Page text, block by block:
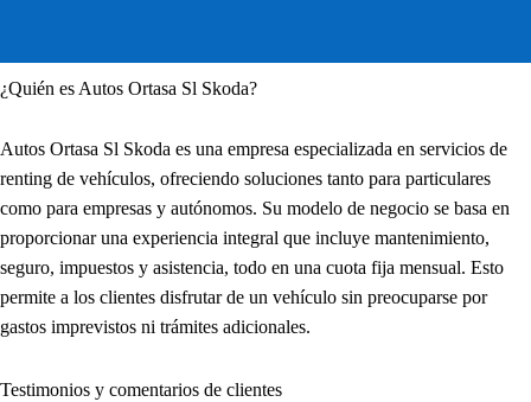
¿Quién es Autos Ortasa Sl Skoda?
Autos Ortasa Sl Skoda es una empresa especializada en servicios de
renting de vehículos, ofreciendo soluciones tanto para particulares
como para empresas y autónomos. Su modelo de negocio se basa en
proporcionar una experiencia integral que incluye mantenimiento,
seguro, impuestos y asistencia, todo en una cuota fija mensual. Esto
permite a los clientes disfrutar de un vehículo sin preocuparse por
gastos imprevistos ni trámites adicionales.
Testimonios y comentarios de clientes